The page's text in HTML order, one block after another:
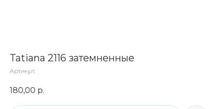
Tatiana 2116 затемненные
Артикул:
180,00 р.